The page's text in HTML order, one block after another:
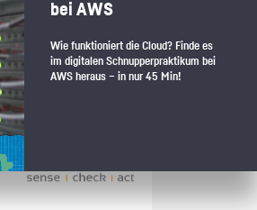
bei AWS
Wie funktioniert die Cloud? Finde es
im digitalen Schnupperpraktikum bei
AWS heraus – in nur 45 Min!